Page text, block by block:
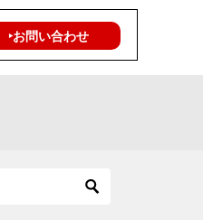
‣お問い合わせ